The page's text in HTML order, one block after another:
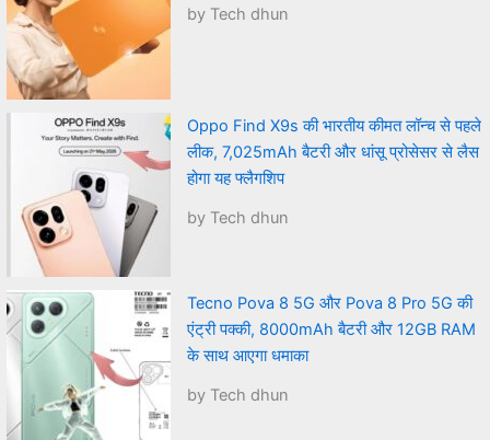
by Tech dhun
Oppo Find X9s की भारतीय कीमत लॉन्च से पहले
लीक, 7,025mAh बैटरी और धांसू प्रोसेसर से लैस
होगा यह फ्लैगशिप
by Tech dhun
Tecno Pova 8 5G और Pova 8 Pro 5G की
एंट्री पक्की, 8000mAh बैटरी और 12GB RAM
के साथ आएगा धमाका
by Tech dhun